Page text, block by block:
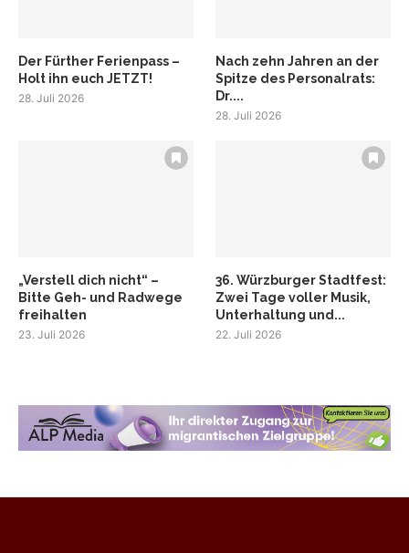
Der Fürther Ferienpass –
Holt ihn euch JETZT!
28. Juli 2026
Nach zehn Jahren an der
Spitze des Personalrats:
Dr....
28. Juli 2026
„Verstell dich nicht“ –
Bitte Geh- und Radwege
freihalten
23. Juli 2026
36. Würzburger Stadtfest:
Zwei Tage voller Musik,
Unterhaltung und...
22. Juli 2026